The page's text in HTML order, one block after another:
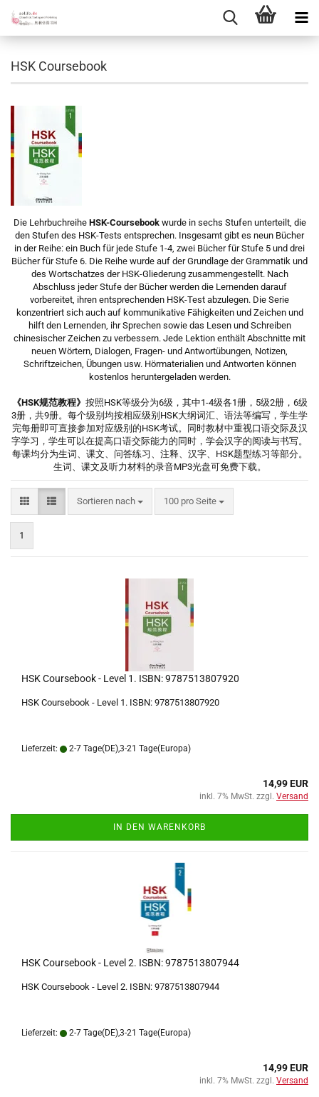
HSK Coursebook
Die Lehrbuchreihe HSK-Coursebook wurde in sechs Stufen unterteilt, die
den Stufen des HSK-Tests entsprechen. Insgesamt gibt es neun Bücher
in der Reihe: ein Buch für jede Stufe 1-4, zwei Bücher für Stufe 5 und drei
Bücher für Stufe 6. Die Reihe wurde auf der Grundlage der Grammatik und
des Wortschatzes der HSK-Gliederung zusammengestellt. Nach
Abschluss jeder Stufe der Bücher werden die Lernenden darauf
vorbereitet, ihren entsprechenden HSK-Test abzulegen. Die Serie
konzentriert sich auch auf kommunikative Fähigkeiten und Zeichen und
hilft den Lernenden, ihr Sprechen sowie das Lesen und Schreiben
chinesischer Zeichen zu verbessern. Jede Lektion enthält Abschnitte mit
neuen Wörtern, Dialogen, Fragen- und Antwortübungen, Notizen,
Schriftzeichen, Übungen usw. Hörmaterialien und Antworten können
kostenlos heruntergeladen werden.
《HSK规范教程》 按照HSK等级分为6级，其中1-4级各1册，5级2册，6级
3册，共9册。每个级别均按相应级别HSK大纲词汇、语法等编写，学生学
完每册即可直接参加对应级别的HSK考试。同时教材中重视口语交际及汉
字学习，学生可以在提高口语交际能力的同时，学会汉字的阅读与书写。
每课均分为生词、课文、问答练习、注释、汉字、HSK题型练习等部分。
生词、课文及听力材料的录音MP3光盘可免费下载。
Sortieren nach
Sortieren nach 100 pro Seite
pro Seite
1
HSK Coursebook - Level 1. ISBN: 9787513807920
HSK Coursebook - Level 1. ISBN: 9787513807920
Lieferzeit: 2-7 Tage(DE),3-21 Tage(Europa)
14,99 EUR
inkl. 7% MwSt. zzgl. Versand
IN DEN WARENKORB
HSK Coursebook - Level 2. ISBN: 9787513807944
HSK Coursebook - Level 2. ISBN: 9787513807944
Lieferzeit: 2-7 Tage(DE),3-21 Tage(Europa)
14,99 EUR
inkl. 7% MwSt. zzgl. Versand